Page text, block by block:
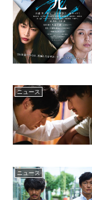
ニュース
ニュース